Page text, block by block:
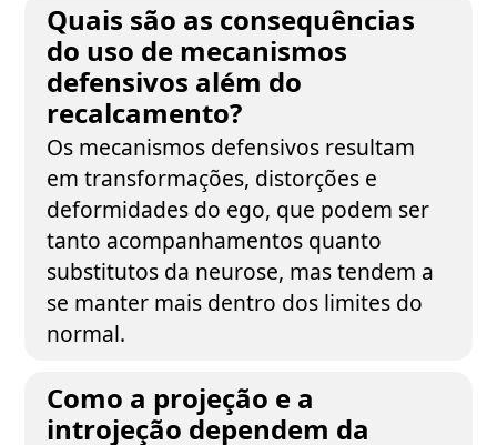
Quais são as consequências
do uso de mecanismos
defensivos além do
recalcamento?
Os mecanismos defensivos resultam
em transformações, distorções e
deformidades do ego, que podem ser
tanto acompanhamentos quanto
substitutos da neurose, mas tendem a
se manter mais dentro dos limites do
normal.
Como a projeção e a
introjeção dependem da